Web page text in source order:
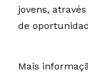
jovens,
de
Mais